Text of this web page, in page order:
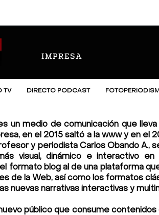
IMPRESA
TV DIRECTO PODCAST
un medio de comunicación que lleva
en el 2015 saltó a la www y en el
y periodista Carlos Obando A.,
visual, dinámico e interactivo en
formato blog al de una plataforma
de la Web, así como los formatos
nuevas narrativas interactivas y
público que consume contenidos